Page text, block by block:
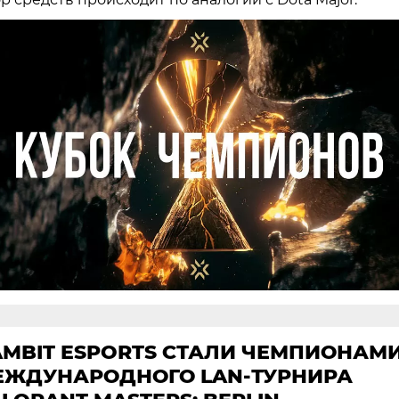
ESPORTS СТАЛИ
LAN-ТУРНИРА